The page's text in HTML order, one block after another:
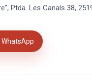
Ptda. Les Canals 38,